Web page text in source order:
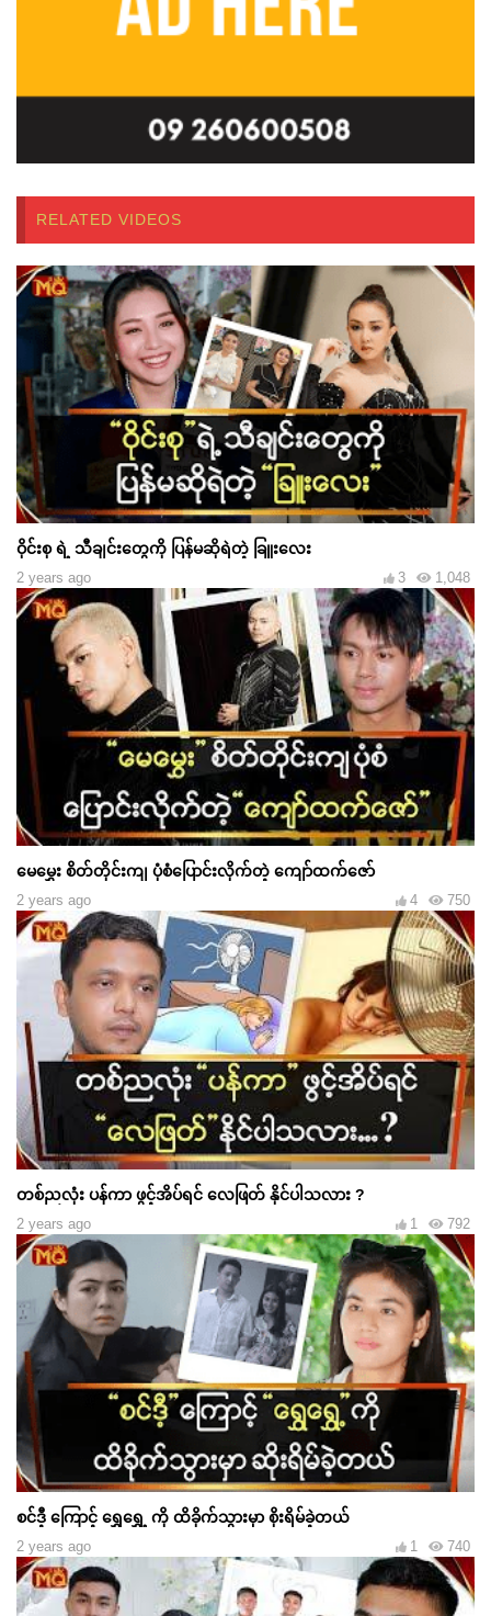
RELATED VIDEOS
ဝိုင်းစု ရဲ့ သီချင်းတွေကို ပြန်မဆိုရဲတဲ့ ခြူးလေး
2 years ago 1,048
3
မေမွှေး စိတ်တိုင်းကျ ပုံစံပြောင်းလိုက်တဲ့ ကျော်ထက်ဇော်
2 years ago 750
4
တစ်ညလုံး ပန်ကာ ဖွင့်အိပ်ရင် လေဖြတ် နိုင်ပါသလား ?
2 years ago 792
1
စင်ဒီ့ ကြောင့် ရွှေရွှေ့ ကို ထိခိုက်သွားမှာ စိုးရိမ်ခဲ့တယ်
2 years ago 740
1